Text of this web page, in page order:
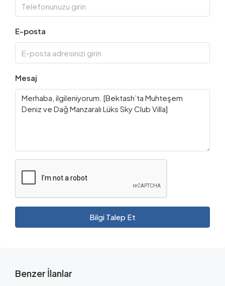
E-posta
Mesaj
Bilgi Talep Et
Benzer İlanlar